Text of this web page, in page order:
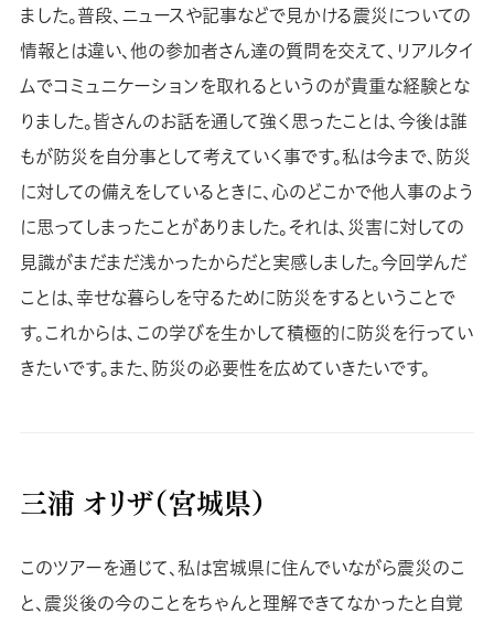
ました。普段、ニュースや記事などで見かける震災についての
情報とは違い、他の参加者さん達の質問を交えて、リアルタイ
ムでコミュニケーションを取れるというのが貴重な経験とな
りました。皆さんのお話を通して強く思ったことは、今後は誰
もが防災を自分事として考えていく事です。私は今まで、防災
に対しての備えをしているときに、心のどこかで他人事のよう
に思ってしまったことがありました。それは、災害に対しての
見識がまだまだ浅かったからだと実感しました。今回学んだ
ことは、幸せな暮らしを守るために防災をするということで
す。これからは、この学びを生かして積極的に防災を行ってい
きたいです。また、防災の必要性を広めていきたいです。
三浦 オリザ（宮城県）
このツアーを通じて、私は宮城県に住んでいながら震災のこ
と、震災後の今のことをちゃんと理解できてなかったと自覚